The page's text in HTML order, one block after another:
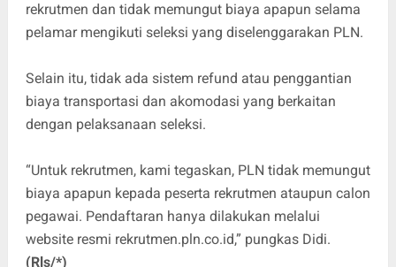
rekrutmen dan tidak memungut biaya apapun selama
pelamar mengikuti seleksi yang diselenggarakan PLN.
Selain itu, tidak ada sistem refund atau penggantian
biaya transportasi dan akomodasi yang berkaitan
dengan pelaksanaan seleksi.
“Untuk rekrutmen, kami tegaskan, PLN tidak memungut
biaya apapun kepada peserta rekrutmen ataupun calon
pegawai. Pendaftaran hanya dilakukan melalui
website resmi rekrutmen.pln.co.id,” pungkas Didi.
(Rls/*)